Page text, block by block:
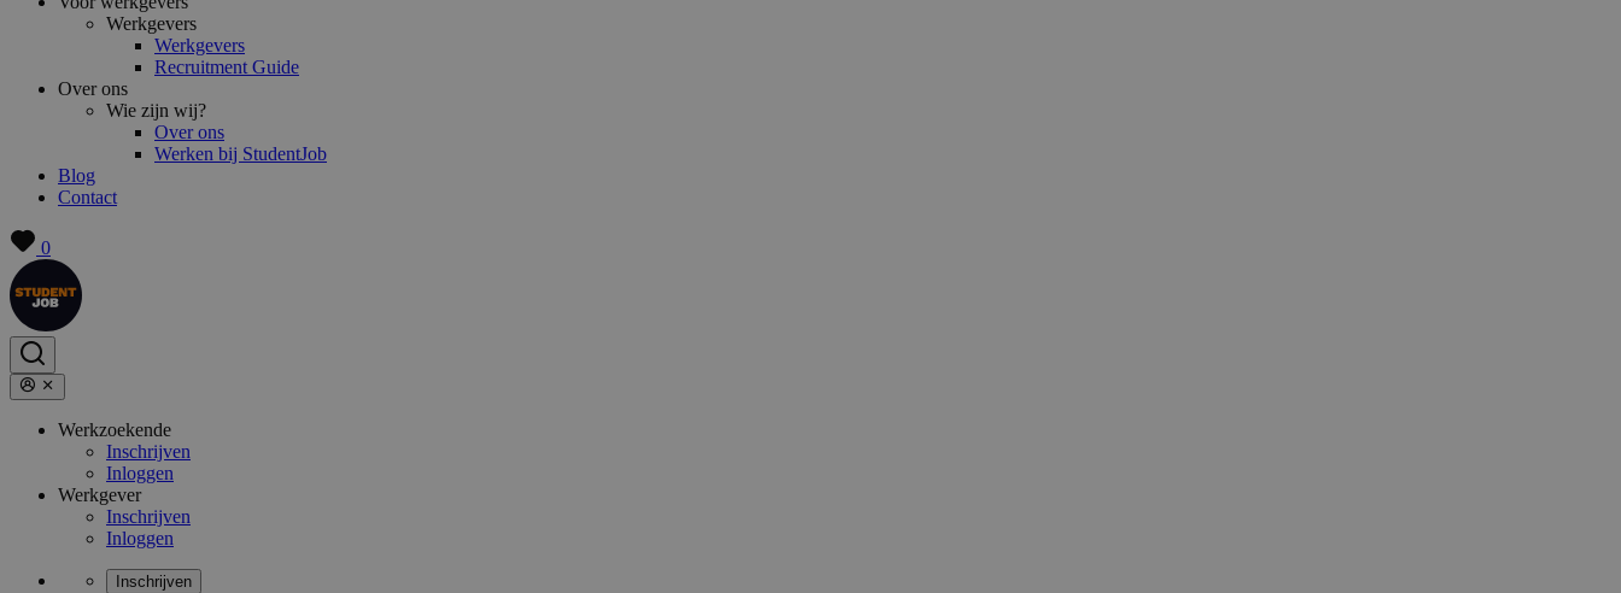
Werkgevers
Werkgevers
Recruitment Guide
Over ons
Wie zijn wij?
Over ons
Werken bij StudentJob
Blog
Contact
0
Werkzoekende
Inschrijven
Inloggen
Werkgever
Inschrijven
Inloggen
Inschrijven